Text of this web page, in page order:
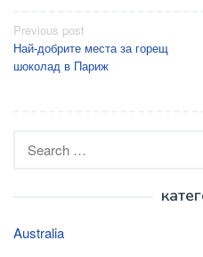
Post
navigation
Previous post
Най-добрите места за горещ
шоколад в Париж
Australia